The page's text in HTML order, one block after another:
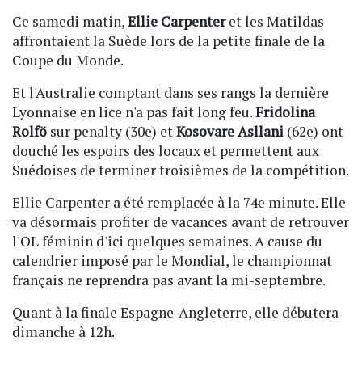
Ce samedi matin,Ellie Carpenteret les Matildas
affrontaient la Suède lors de la petite finale de la
Coupe du Monde.
Et l'Australie comptant dans ses rangs la dernière
Lyonnaise en lice n'a pas fait long feu.Fridolina
Rolfö sur penalty (30e) etKosovare Asllani (62e) ont
douché les espoirs des locaux et permettent aux
Suédoises de terminer troisièmes de la compétition.
Ellie Carpenter a été remplacée à la 74e minute. Elle
va désormais profiter de vacances avant de retrouver
l'OL féminin d'ici quelques semaines. A cause du
calendrier imposé par le Mondial, le championnat
français ne reprendra pas avant la mi-septembre.
Quant à la finale Espagne-Angleterre, elle débutera
dimanche à 12h.